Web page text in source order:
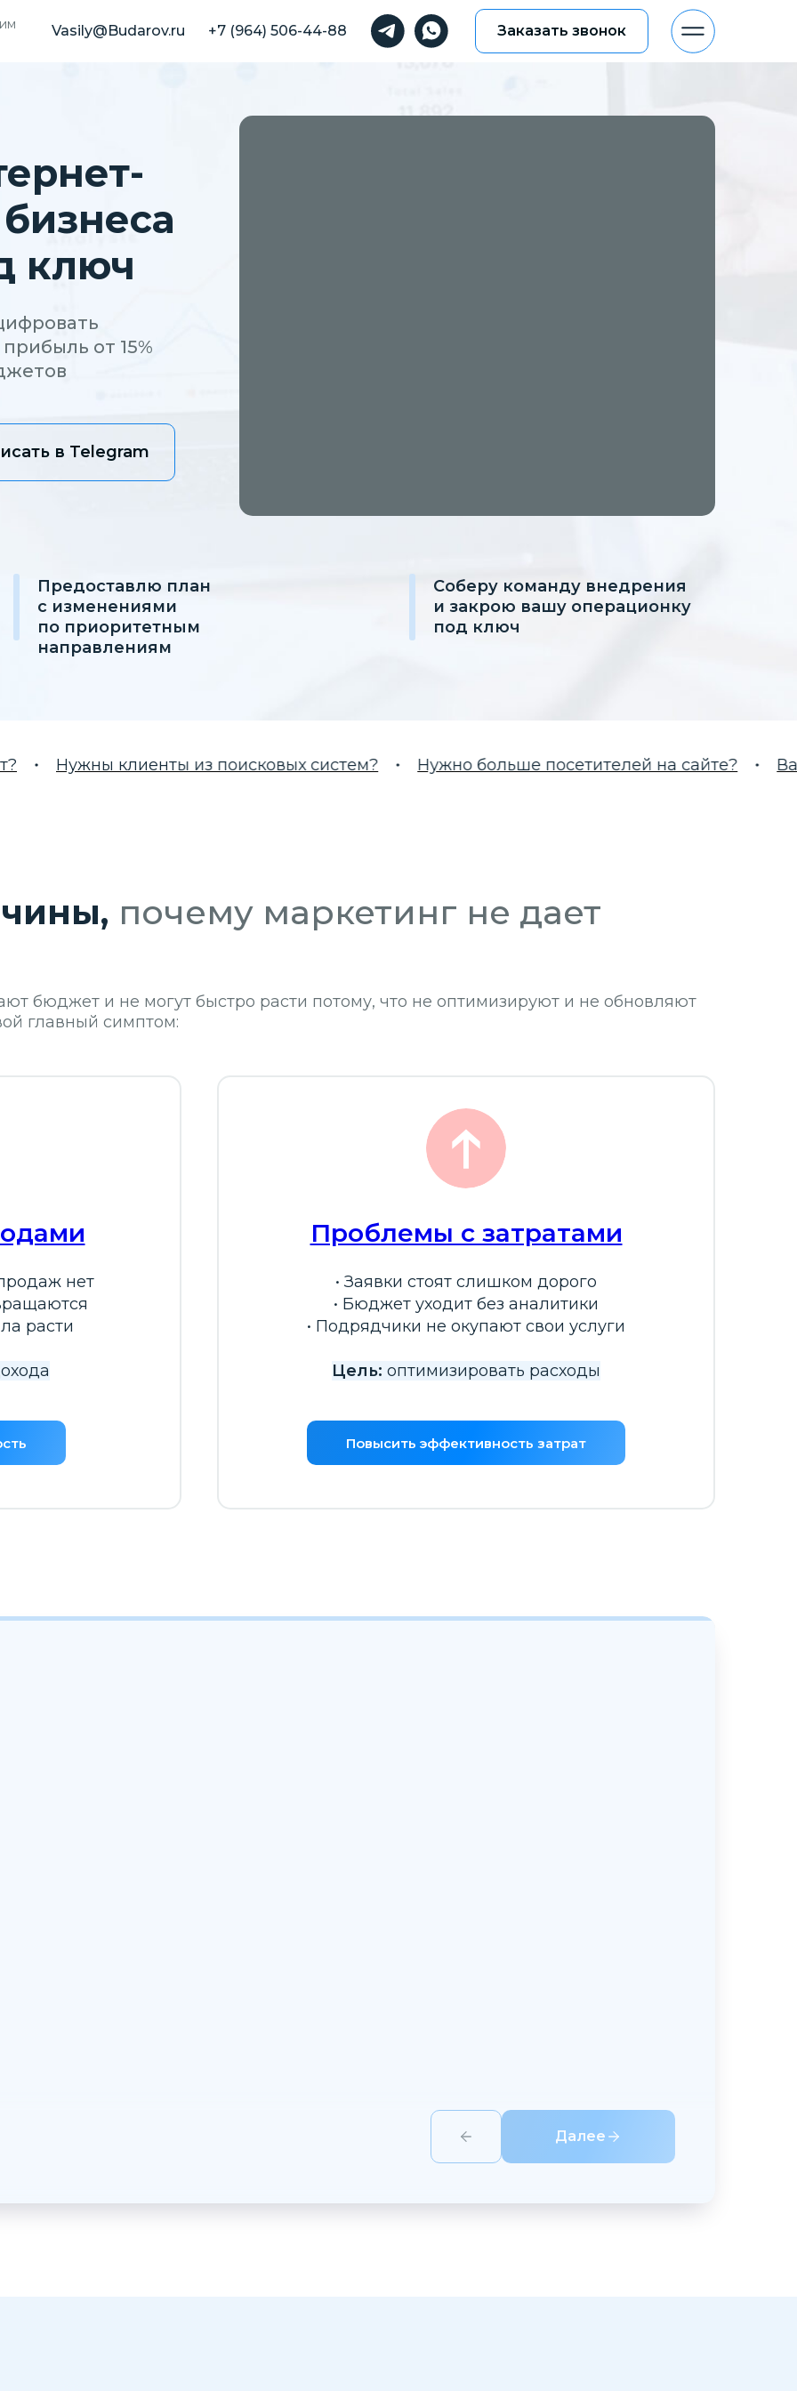
Vasily@Budarov.ru Заказать звонок
+7 (964) 506-44-88
Vasily@Budarov.ru Заказать звонок
+7 (964) 506-44-88
ключ
от 15%
в Telegram
Предоставлю план
с изменениями
по приоритетным
направлениям
Соберу команду внедрения
и закрою вашу операционку
под ключ
Нужны клиенты из поисковых систем? Нужно больше посетителей на сайте? Вам
почему маркетинг не дает
бюджет и не могут быстро расти потому, что не оптимизируют и не обновляют
главный симптом:
нет
расти
Проблемы с затратами
• Заявки стоят слишком дорого
• Бюджет уходит без аналитики
• Подрядчики не окупают свои услуги
Цель: оптимизировать расходы
Повысить эффективность затрат
Далее